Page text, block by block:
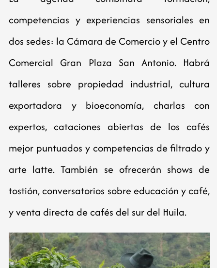
competencias y experiencias sensoriales en
dos sedes: la Cámara de Comercio y el Centro
Comercial Gran Plaza San Antonio. Habrá
talleres sobre propiedad industrial, cultura
exportadora y bioeconomía, charlas con
expertos, cataciones abiertas de los cafés
mejor puntuados y competencias de filtrado y
arte latte. También se ofrecerán shows de
tostión, conversatorios sobre educación y café,
y venta directa de cafés del sur del Huila.